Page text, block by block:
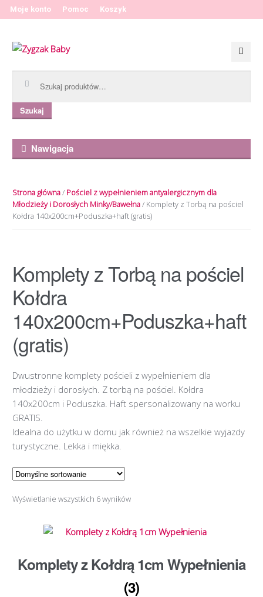
Moje konto Pomoc Koszyk
Przeskocz do nawigacji
Przeskocz do treści
Szukaj
Nawigacja
Strona główna/ Pościel z wypełnieniem antyalergicznym dla
Młodzieży i Dorosłych Minky/Bawełna/ Komplety z Torbą na pościel
Kołdra 140x200cm+Poduszka+haft (gratis)
Komplety z Torbą na pościel
Kołdra
140x200cm+Poduszka+haft
(gratis)
Dwustronne komplety pościeli z wypełnieniem dla
młodzieży i dorosłych. Z torbą na pościel. Kołdra
140x200cm i Poduszka. Haft spersonalizowany na worku
GRATIS.
Idealna do użytku w domu jak również na wszelkie wyjazdy
turystyczne. Lekka i miękka.
Wyświetlanie wszystkich 6 wyników
Komplety z Kołdrą 1cm Wypełnienia
(3)